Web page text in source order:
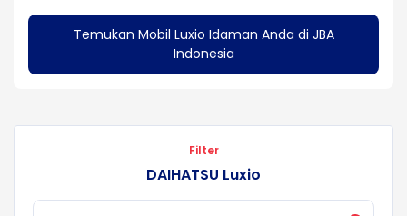
Temukan Mobil Luxio Idaman Anda di JBA
Indonesia
Filter
DAIHATSU Luxio